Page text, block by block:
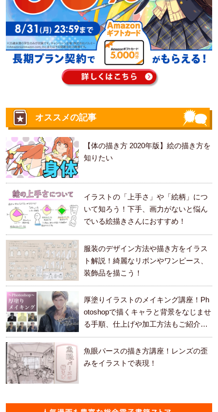
オススメの記事
【体の描き方 2020年版】絵の描き方を
知りたい
イラストの「上手さ」や「絵柄」につ
いて知ろう！下手、画力がないと悩ん
でいる絵描きさんにおすすめ！
服装のデザイン方法や描き方をイラス
ト解説！綺麗なリボンやワンピース、
装飾品を描こう！
厚塗りイラストのメイキング講座！Ph
otoshopで描くキャラと背景をなじませ
る手順、仕上げや加工方法もご紹介し
ます。
魚眼パースの描き方講座！レンズの歪
みをイラストで表現！